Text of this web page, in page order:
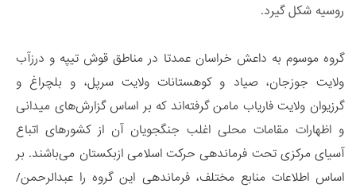
روسیه شکل گیرد.
گروه موسوم به داعش خراسان عمدتا در مناطق قوش تیپه و درزآب
ولایت جوزجان، صیاد و کوهستانات ولایت سرپل، و بلچراغ و
گرزیوان ولایت فاریاب مامن گرفته‌اند که بر اساس گزارش‌های میدانی
و اظهارات مقامات محلی اغلب جنگجویان آن از کشورهای اتباع
آسیای مرکزی تحت فرماندهی حرکت اسلامی ازبکستان می‌باشند. بر
اساس اطلاعات منابع مختلف، فرماندهی این گروه را عبدالرحمن/